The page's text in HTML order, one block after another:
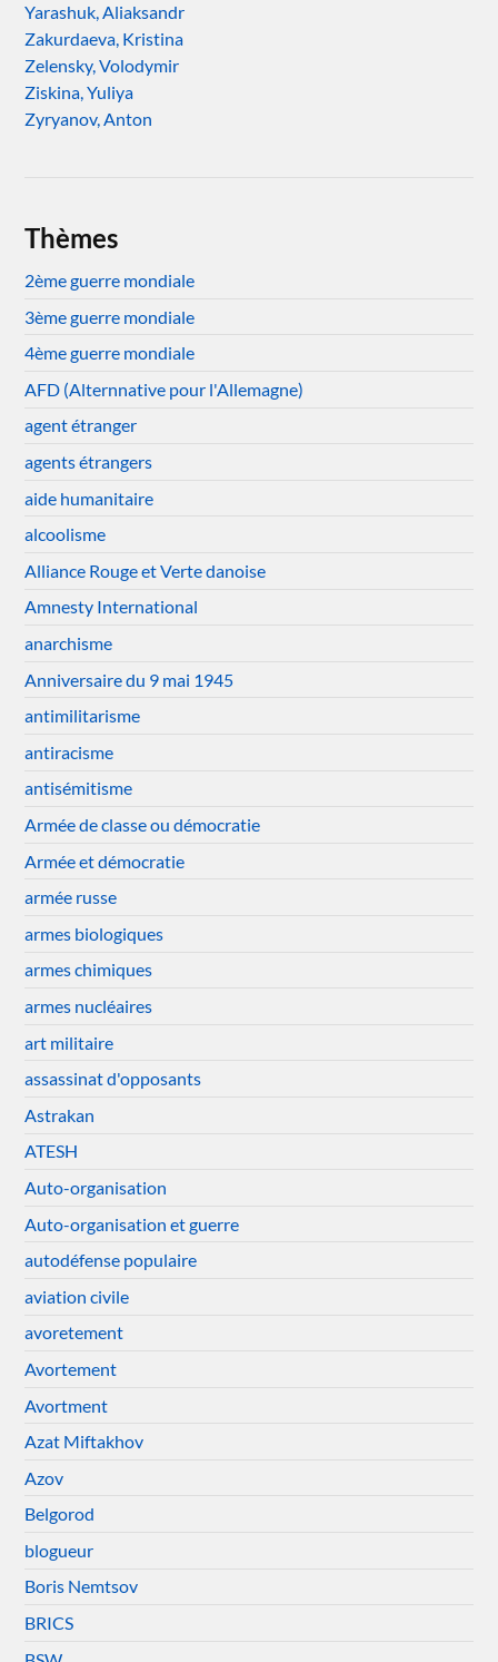
Yarashuk, Aliaksandr
Zakurdaeva, Kristina
Zelensky, Volodymir
Ziskina, Yuliya
Zyryanov, Anton
Thèmes
2ème guerre mondiale
3ème guerre mondiale
4ème guerre mondiale
AFD (Alternnative pour l'Allemagne)
agent étranger
agents étrangers
aide humanitaire
alcoolisme
Alliance Rouge et Verte danoise
Amnesty International
anarchisme
Anniversaire du 9 mai 1945
antimilitarisme
antiracisme
antisémitisme
Armée de classe ou démocratie
Armée et démocratie
armée russe
armes biologiques
armes chimiques
armes nucléaires
art militaire
assassinat d'opposants
Astrakan
ATESH
Auto-organisation
Auto-organisation et guerre
autodéfense populaire
aviation civile
avoretement
Avortement
Avortment
Azat Miftakhov
Azov
Belgorod
blogueur
Boris Nemtsov
BRICS